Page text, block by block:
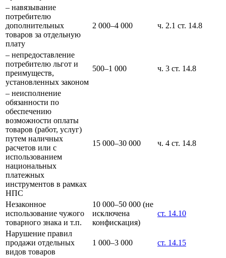
– навязывание
потребителю
дополнительных
товаров за отдельную
плату
2 000–4 000 ч. 2.1 ст. 14.8
– непредоставление
потребителю льгот и
преимуществ,
установленных законом
500–1 000 ч. 3 ст. 14.8
– неисполнение
обязанности по
обеспечению
возможности оплаты
товаров (работ, услуг)
путем наличных
расчетов или с
использованием
национальных
платежных
инструментов в рамках
НПС
15 000–30 000 ч. 4 ст. 14.8
Незаконное
использование чужого
товарного знака и т.п.
10 000–50 000 (не
исключена
конфискация)
ст. 14.10
Нарушение правил
продажи отдельных
видов товаров
1 000–3 000 ст. 14.15